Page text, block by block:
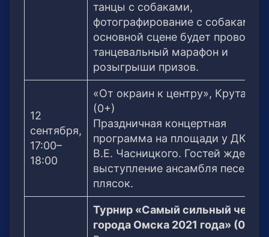
танцы с собаками,
фотографирование с собаками).
основной сцене будет
танцевальный марафон и
розыгрыши призов.
12
сентября,
17:00–
18:00
«От окраин к центру», Крутая
(0+)
Праздничная концертная
программа на площади у ДК
В.Е. Часницкого. Гостей ждет
выступление ансамбля песен и
плясок.
Турнир «Самый сильный
города Омска 2021 года» (0+)